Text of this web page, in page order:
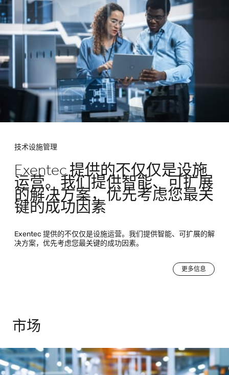
技术设施管理
Exentec 提供的不仅仅是设施
运营。我们提供智能、可扩展
的解决方案，优先考虑您最关
键的成功因素
Exentec 提供的不仅仅是设施运营。我们提供智能、可扩展的解
决方案，优先考虑您最关键的成功因素。
更多信息
市场